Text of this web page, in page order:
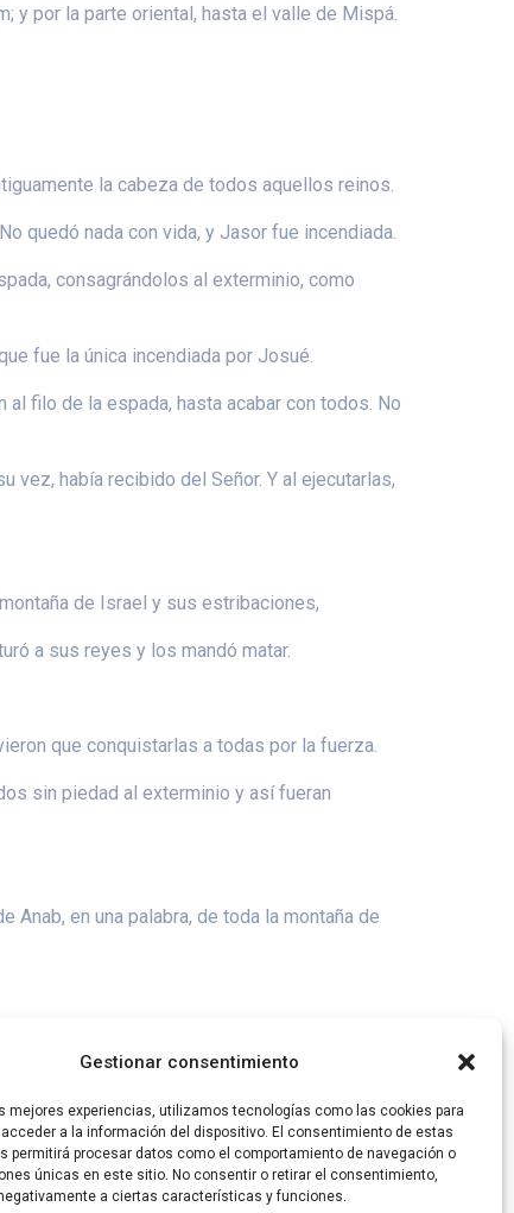
Gestionar consentimiento
mejores experiencias, utilizamos tecnologías como las cookies para
a la información del dispositivo. El consentimiento de estas
permitirá procesar datos como el comportamiento de navegación o
únicas en este sitio. No consentir o retirar el consentimiento,
a ciertas características y funciones.
y por la parte oriental, hasta el valle de Mispá.
la cabeza de todos aquellos reinos.
quedó nada con vida, y Jasor fue incendiada.
consagrándolos al exterminio, como
fue la única incendiada por Josué.
filo de la espada, hasta acabar con todos. No
había recibido del Señor. Y al ejecutarlas,
de Israel y sus estribaciones,
a sus reyes y los mandó matar.
que conquistarlas a todas por la fuerza.
sin piedad al exterminio y así fueran
Anab, en una palabra, de toda la montaña de
hereditaria a cada una de las tribus de